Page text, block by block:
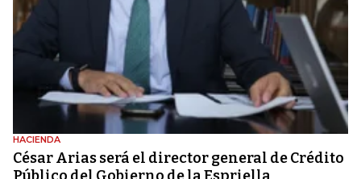
HACIENDA
César Arias será el director general de Crédito